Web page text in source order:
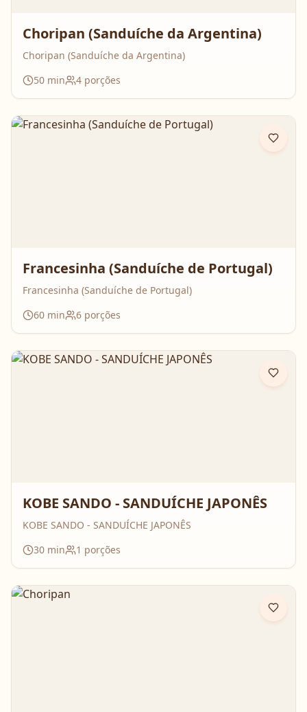
Choripan (Sanduíche da Argentina)
Choripan (Sanduíche da Argentina)
50 min 4 porções
Francesinha (Sanduíche de Portugal)
Francesinha (Sanduíche de Portugal)
60 min 6 porções
KOBE SANDO - SANDUÍCHE JAPONÊS
KOBE SANDO - SANDUÍCHE JAPONÊS
30 min 1 porções